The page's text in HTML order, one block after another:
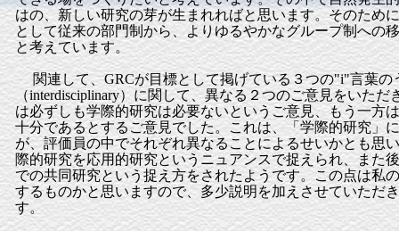
はの、新しい研究の芽が生まれればと思います。そのため
として従来の部門制から、よりゆるやかなグループ制への
と考えています。
関連して、GRCが目標として掲げている３つの"i"言葉の
（interdisciplinary）に関して、異なる２つのご意見をいただ
は必ずしも学際的研究は必要ないというご意見、もう一方
十分であるとするご意見でした。これは、「学際的研究」
が、評価員の中でそれぞれ異なることによるせいかとも思
際的研究を応用的研究というニュアンスで捉えられ、また
での共同研究という捉え方をされたようです。この点は私
するものかと思いますので、多少説明を加えさせていただ
す。